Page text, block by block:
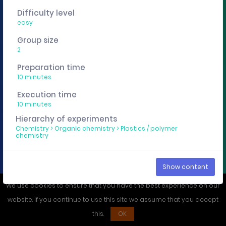
You want to edit, sharing or track these experiment
descriptions individually? Then get a curricuLAB
account
Difficulty level
easy
Group size
2
Preparation time
10 minutes
Execution time
10 minutes
Hierarchy of experiments
Chemistry>Organic chemistry>Plastics / polymer
chemistry
Show content
We use cookies to ensure that you have the best experience on our
website. If you continue to use this site we assume that you accept
this.
OK